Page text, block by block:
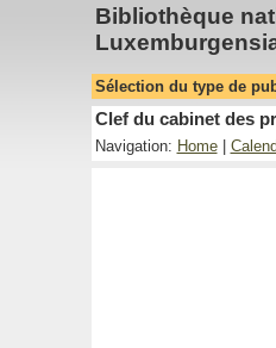
Bibliothèque
Sélection du type de
Clef du cabinet des
Navigation: Home|